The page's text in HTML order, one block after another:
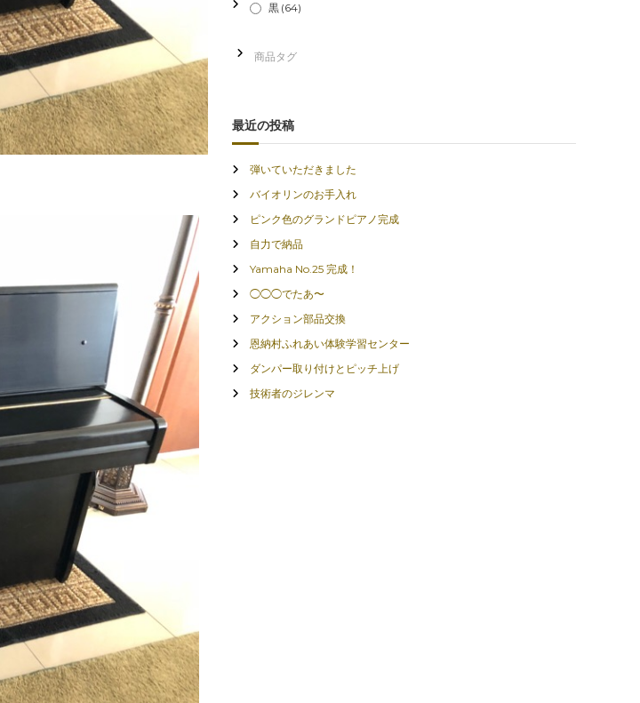
黒 (64)
最近の投稿
弾いていただきました
バイオリンのお手入れ
ピンク色のグランドピアノ完成
自力で納品
Yamaha No.25 完成！
◯◯◯でたあ〜
アクション部品交換
恩納村ふれあい体験学習センター
ダンパー取り付けとピッチ上げ
技術者のジレンマ